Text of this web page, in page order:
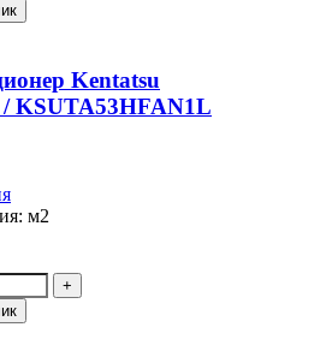
Kentatsu
KSUTA53HFAN1L
м2